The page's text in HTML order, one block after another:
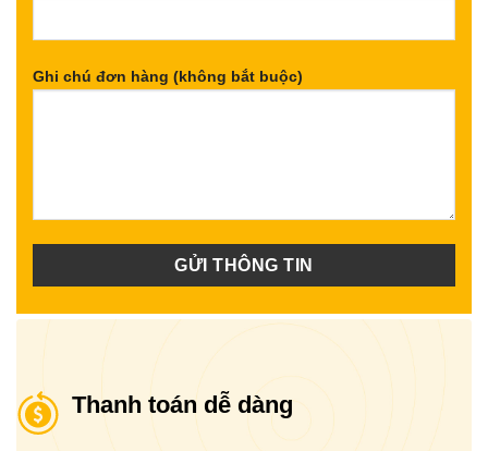
Ghi chú đơn hàng (không bắt buộc)
Thanh toán dễ dàng